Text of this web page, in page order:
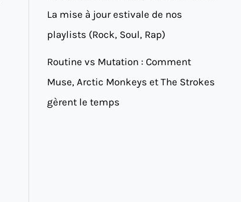
La mise à jour estivale de nos
playlists (Rock, Soul, Rap)
Routine vs Mutation : Comment
Muse, Arctic Monkeys et The Strokes
gèrent le temps